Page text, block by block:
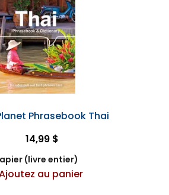
Phrasebook Thai
14,99 $
(livre entier)
au panier